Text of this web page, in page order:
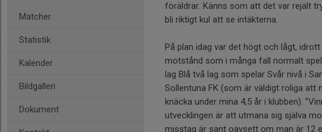
Matcher
Statistik
Kalender
Bildgalleri
Dokument
föräldrar. Känns som att det var rejält
bli riktigt kul att se intäkterna.
På plan idag var det högt och lågt,
motstånd som i många fall normalt
lag Blå två lag som spelar Svår nivå i
Sollentuna FK (som är väldigt roliga att
knäcka under mina 4,5 år i klubben).
utvecklingen är att utmana sig själva
misstag är sant oavsett om man är 12